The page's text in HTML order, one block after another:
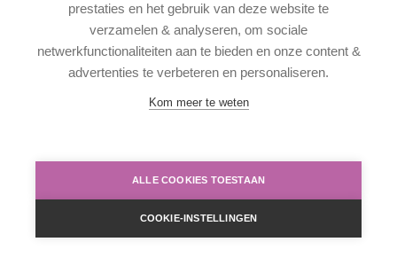
© 2026 Basisschool Sint-Pieters
Ontwerp Making Pages
prestaties en het gebruik van deze website te
verzamelen & analyseren, om sociale
netwerkfunctionaliteiten aan te bieden en onze content &
advertenties te verbeteren en personaliseren.
Kom meer te weten
ALLE COOKIES TOESTAAN
COOKIE-INSTELLINGEN